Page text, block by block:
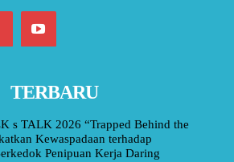
TERBARU
s TALK 2026 “Trapped Behind the
Kewaspadaan terhadap
Penipuan Kerja Daring